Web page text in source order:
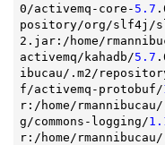
0/activemq-core- 5.7
pository/org/slf4j/
2.jar:/home/
activemq/kahadb/5.7
ibucau/.m2/
f/activemq-protobuf/
r:/home/
g/commons-logging/
r:/home/